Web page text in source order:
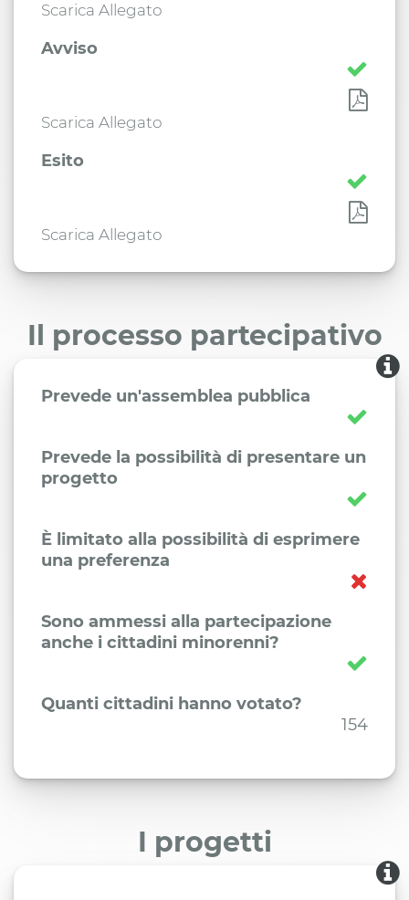
Scarica Allegato
Avviso
Scarica Allegato
Esito
Scarica Allegato
Il processo partecipativo
Prevede un'assemblea pubblica
Prevede la possibilità di presentare un
progetto
È limitato alla possibilità di esprimere
una preferenza
Sono ammessi alla partecipazione
anche i cittadini minorenni?
Quanti cittadini hanno votato?
154
I progetti